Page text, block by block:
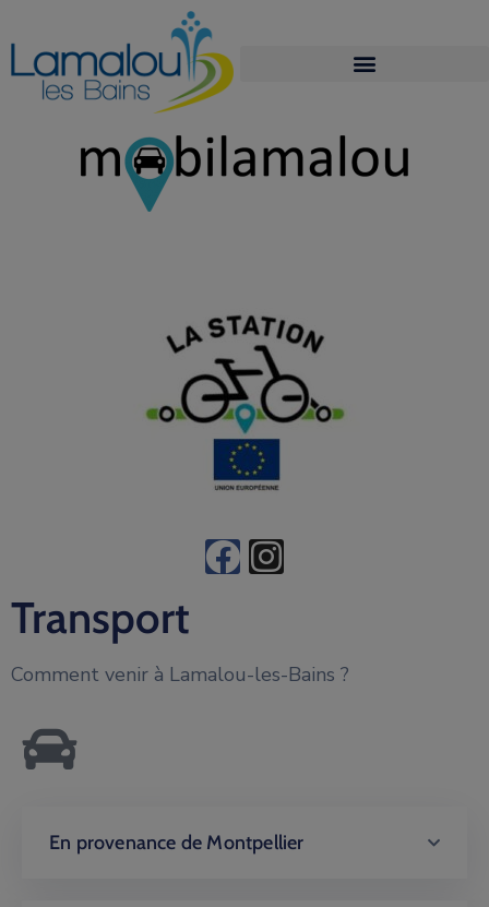
Transport
Comment venir à Lamalou-les-Bains ?
En provenance de Montpellier